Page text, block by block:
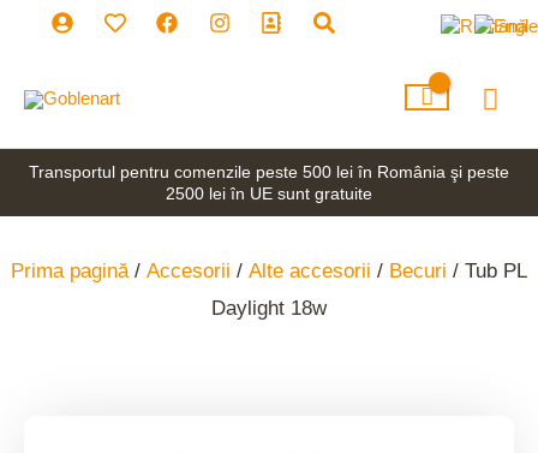
Transportul pentru comenzile peste 500 lei în România şi peste
2500 lei în UE sunt gratuite
Prima pagină/ Accesorii / Alte accesorii / Becuri / Tub PL
Daylight 18w